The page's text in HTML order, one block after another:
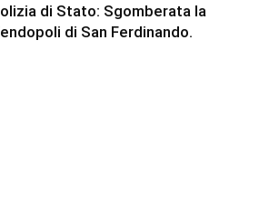
di Stato: Sgomberata la
di San Ferdinando.